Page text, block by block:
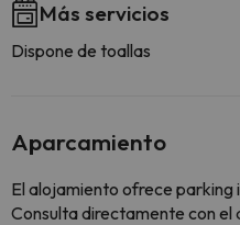
Más servicios
Dispone de toallas
Aparcamiento
El alojamiento ofrece
Consulta directamente con el